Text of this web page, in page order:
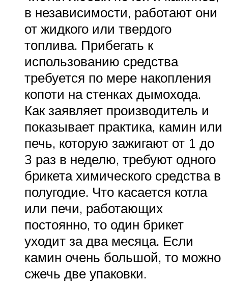
в независимости, работают они
от жидкого или твердого
топлива. Прибегать к
использованию средства
требуется по мере накопления
копоти на стенках дымохода.
Как заявляет производитель и
показывает практика, камин или
печь, которую зажигают от 1 до
3 раз в неделю, требуют одного
брикета химического средства в
полугодие. Что касается котла
или печи, работающих
постоянно, то один брикет
уходит за два месяца. Если
камин очень большой, то можно
сжечь две упаковки.